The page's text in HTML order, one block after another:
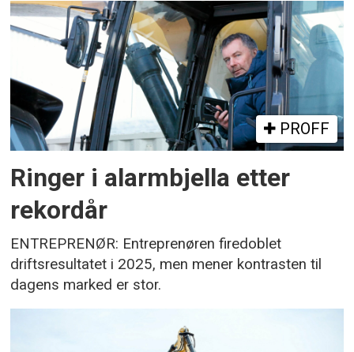
PROFF
Ringer i alarmbjella etter
rekordår
ENTREPRENØR: Entreprenøren firedoblet
driftsresultatet i 2025, men mener kontrasten til
dagens marked er stor.